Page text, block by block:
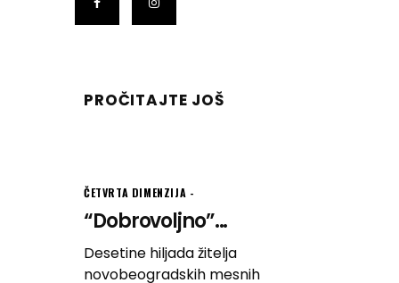
PROČITAJTE JOŠ
ČETVRTA DIMENZIJA
“Dobrovoljno”...
Desetine hiljada žitelja
novobeogradskih mesnih